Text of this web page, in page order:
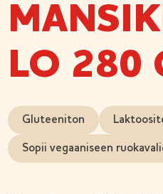
LO 280
Gluteeniton
Sopii vegaaniseen